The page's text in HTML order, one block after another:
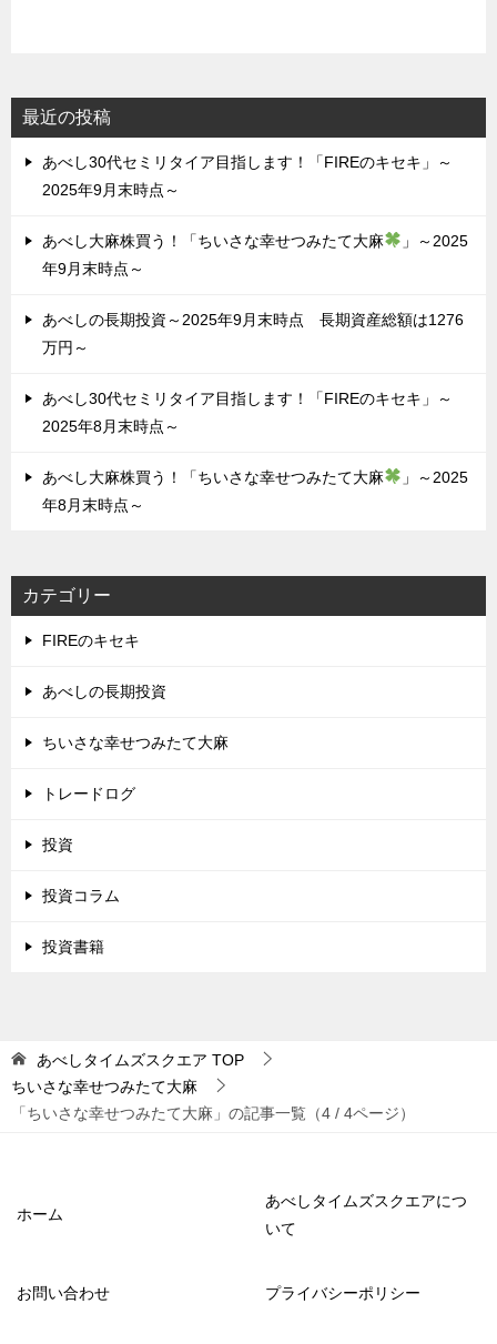
最近の投稿
あべし30代セミリタイア目指します！「FIREのキセキ」～
2025年9月末時点～
あべし大麻株買う！「ちいさな幸せつみたて大麻
」～2025
年9月末時点～
あべしの長期投資～2025年9月末時点 長期資産総額は1276
万円～
あべし30代セミリタイア目指します！「FIREのキセキ」～
2025年8月末時点～
あべし大麻株買う！「ちいさな幸せつみたて大麻
」～2025
年8月末時点～
カテゴリー
FIREのキセキ
あべしの長期投資
ちいさな幸せつみたて大麻
トレードログ
投資
投資コラム
投資書籍
あべしタイムズスクエア TOP
ちいさな幸せつみたて大麻
「ちいさな幸せつみたて大麻」の記事一覧（4 / 4ページ）
ホーム
あべしタイムズスクエアにつ
いて
お問い合わせ プライバシーポリシー